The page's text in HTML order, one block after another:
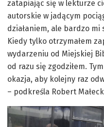
zatapiając się w lekturze
autorskie w jadącym
działaniem, ale bardzo mi
Kiedy tylko otrzymałem
wydarzeniu od Miejskiej
od razu się zgodziłem.
okazja, aby kolejny raz
– podkreśla Robert